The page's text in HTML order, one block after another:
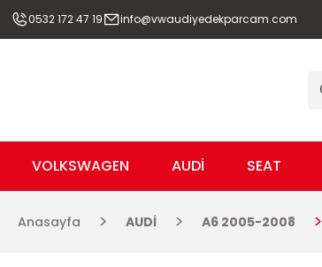
0532 172 47 19 info@vwaudiyedekparcam.com
VOLKSWAGEN AUDİ SEAT
Anasayfa AUDİ A6 2005-2008